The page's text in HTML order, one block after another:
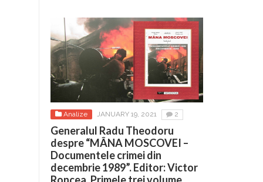
Analize JANUARY 19, 2021 2
Generalul Radu Theodoru
despre “MÂNA MOSCOVEI –
Documentele crimei din
decembrie 1989”. Editor: Victor